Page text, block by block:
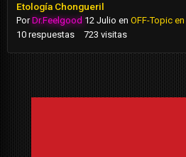
Etología Chongueril
PorDr.Feelgood 12 Julio en OFF-Topic en
10 respuestas 723 visitas